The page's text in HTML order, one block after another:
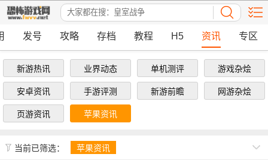
发号 攻略 存档 教程 H5 资讯 专区
新游热讯 业界动态 单机测评
游戏杂烩
安卓资讯
手游评测 新游前瞻
网游杂烩
页游资讯
苹果资讯
当前已筛选： 苹果资讯